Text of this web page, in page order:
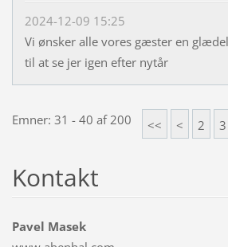
2024-12-09 15:25
Vi ønsker alle vores gæster en
til at se jer igen efter nytår
Emner: 31 - 40 af 200 << < 2 3
Kontakt
Pavel Masek